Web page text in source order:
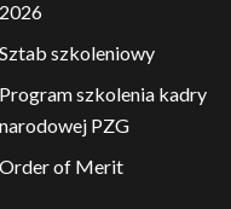
2026
Sztab szkoleniowy
Program szkolenia kadry
narodowej PZG
Order of Merit